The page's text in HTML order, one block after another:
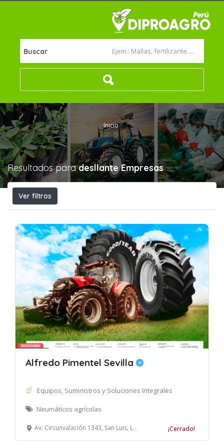
Buscar
Inicio
Resultados paradesllante Empresas
Ver filtros
Alfredo Pimentel Sevilla
Equipos, Suministros y Soluciones Integrales
Neumáticos agrícolas
Av. Circunvalación 1343, San Luis, Lima ¡Cerrado!